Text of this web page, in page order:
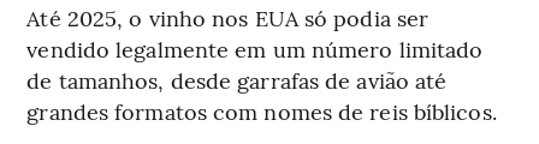
Até 2025, o vinho nos EUA só podia ser
vendido legalmente em um número limitado
de tamanhos, desde garrafas de avião até
grandes formatos com nomes de reis bíblicos.